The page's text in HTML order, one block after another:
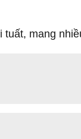
tuất, mang